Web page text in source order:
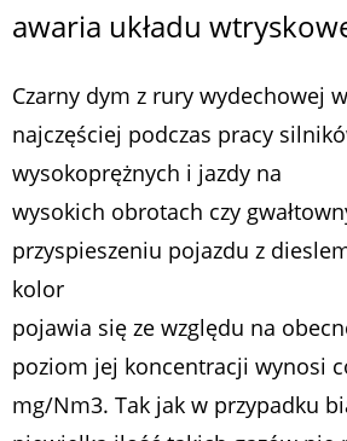
awaria układu
Czarny dym z rury wydechowej
najczęściej podczas pracy
wysokoprężnych i jazdy na
wysokich obrotach czy
przyspieszeniu pojazdu z
kolor
pojawia się ze względu na
poziom jej koncentracji wynosi
mg/Nm3. Tak jak w przypadku